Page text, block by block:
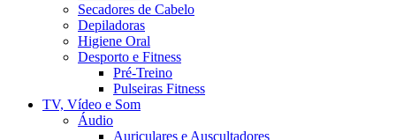
Secadores de Cabelo
Depiladoras
Higiene Oral
Desporto e Fitness
Pré-Treino
Pulseiras Fitness
TV, Vídeo e Som
Áudio
Auriculares e Auscultadores